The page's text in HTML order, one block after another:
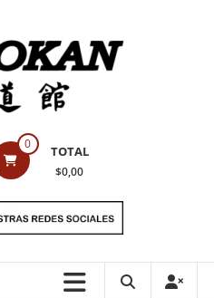
0 TOTAL
$0,00